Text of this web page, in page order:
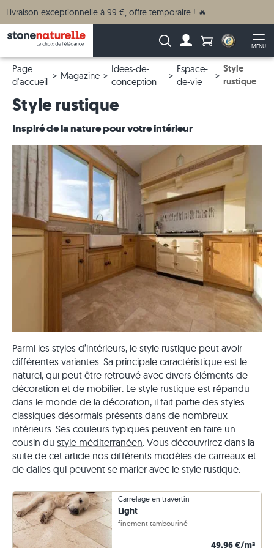
Livraison exceptionnelle à 99 €, offre temporaire ! 🔥
MENU
Recherche :Anzahl
Page
d'accueil
Magazine
Idees-de-
conception
Espace-
de-vie
Style
rustique
Style rustique
Inspiré de la nature pour votre intérieur
Parmi les styles d’intérieurs, le style rustique peut avoir
différentes variantes. Sa principale caractéristique est le
naturel, qui peut être retrouvé avec divers éléments de
décoration et de mobilier. Le style rustique est répandu
dans le monde de la décoration, il fait partie des styles
classiques désormais présents dans de nombreux
intérieurs. Ses couleurs typiques peuvent en faire un
cousin du style méditerranéen. Vous découvrirez dans la
suite de cet article nos différents modèles de carreaux et
de dalles qui peuvent se marier avec le style rustique.
Carrelage en travertin
Light
finement tambouriné
49,96 €/m²